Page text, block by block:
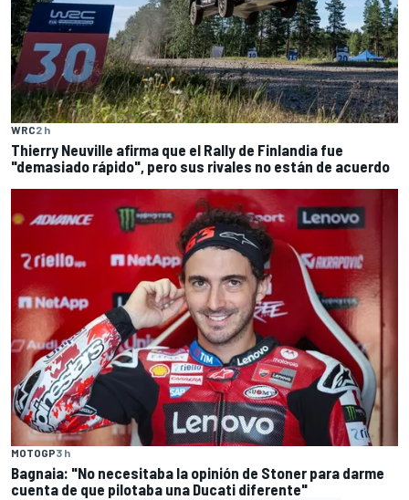
WRC2 h
Thierry Neuville afirma que el Rally de Finlandia fue
"demasiado rápido", pero sus rivales no están de acuerdo
MOTOGP3 h
Bagnaia: "No necesitaba la opinión de Stoner para darme
cuenta de que pilotaba una Ducati diferente"